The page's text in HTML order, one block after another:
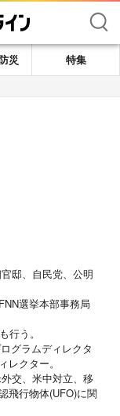
検索
災
特集
邸、自民党、公明
選挙本部事務局
行う。
グラムディレクタ
クター。
交、米中対立、移
飛行物体(UFO)に関